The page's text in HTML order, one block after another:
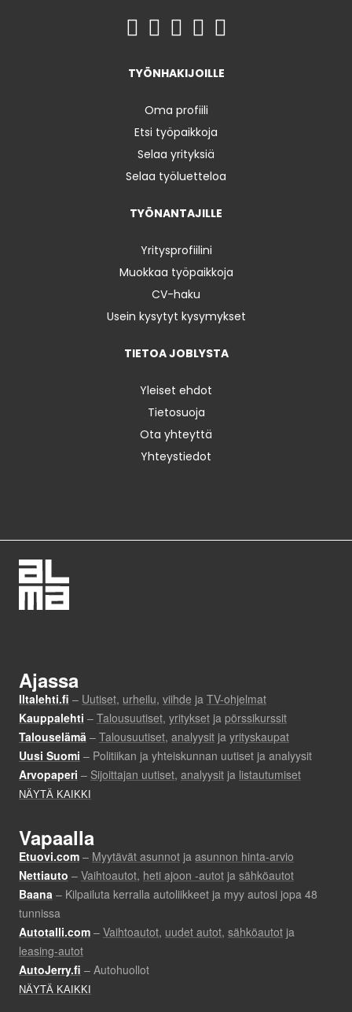
TYÖNHAKIJOILLE
Oma profiili
Etsi työpaikkoja
Selaa yrityksiä
Selaa työluetteloa
TYÖNANTAJILLE
Yritysprofiilini
Muokkaa työpaikkoja
CV-haku
Usein kysytyt kysymykset
TIETOA JOBLYSTA
Yleiset ehdot
Tietosuoja
Ota yhteyttä
Yhteystiedot